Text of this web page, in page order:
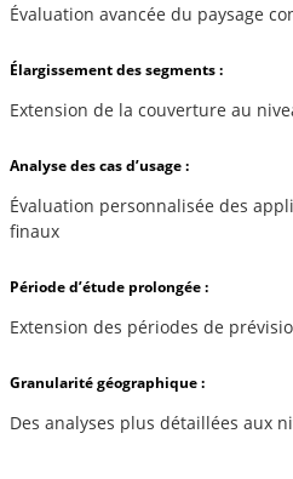
Évaluation avancée du paysage
Élargissement des segments :
Extension de la couverture au
Analyse des cas d’usage :
Évaluation personnalisée des
finaux
Période d’étude prolongée :
Extension des périodes de
Granularité géographique :
Des analyses plus détaillées aux